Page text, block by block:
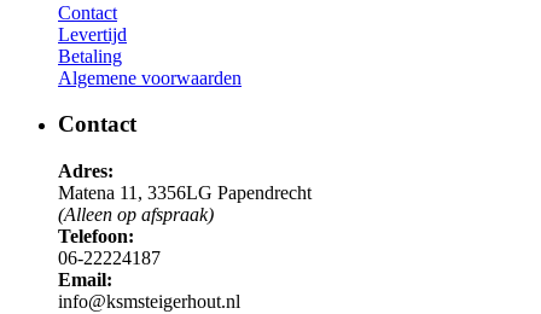
Contact
Levertijd
Betaling
Algemene voorwaarden
Contact
Adres:
Matena 11, 3356LG Papendrecht
(Alleen op afspraak)
Telefoon:
06-22224187
Email:
info@ksmsteigerhout.nl